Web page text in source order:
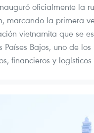
oficialmente la
marcando la primera
vietnamita que se
Países Bajos, uno de
financieros y